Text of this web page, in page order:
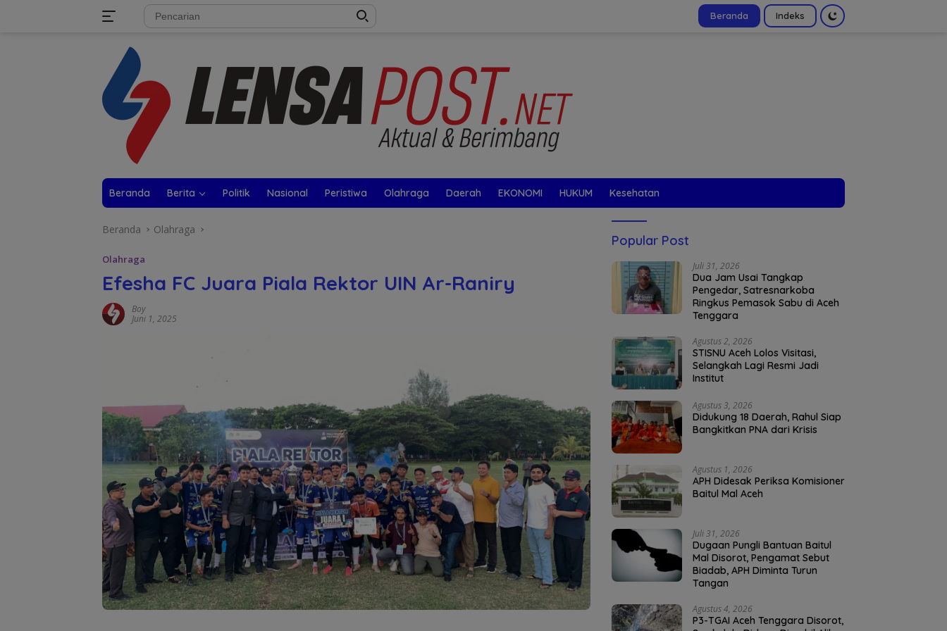
Beranda Indeks
Beranda Berita Politik Nasional Peristiwa Olahraga Daerah EKONOMI HUKUM Kesehatan
Beranda Olahraga
Olahraga
Efesha FC Juara Piala Rektor UIN Ar-Raniry
Boy
Juni 1, 2025
Popular Post
Juli 31, 2026
Dua Jam Usai Tangkap
Pengedar, Satresnarkoba
Ringkus Pemasok Sabu di Aceh
Tenggara
Agustus 2, 2026
STISNU Aceh Lolos Visitasi,
Selangkah Lagi Resmi Jadi
Institut
Agustus 3, 2026
Didukung 18 Daerah, Rahul Siap
Bangkitkan PNA dari Krisis
Agustus 1, 2026
APH Didesak Periksa Komisioner
Baitul Mal Aceh
Juli 31, 2026
Dugaan Pungli Bantuan Baitul
Mal Disorot, Pengamat Sebut
Biadab, APH Diminta Turun
Tangan
Agustus 4, 2026
P3-TGAI Aceh Tenggara Disorot,